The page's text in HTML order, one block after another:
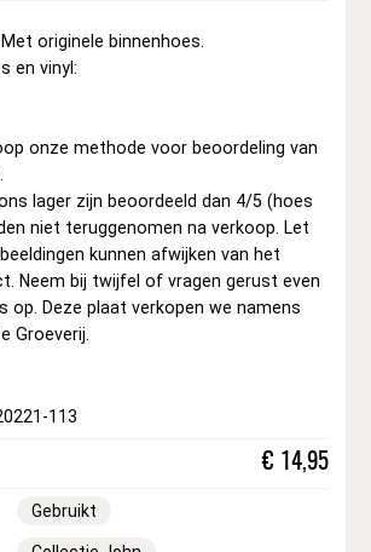
originele binnenhoes.
en vinyl:
onze methode voor beoordeling van
lager zijn beoordeeld dan 4/5 (hoes
niet teruggenomen na verkoop. Let
kunnen afwijken van het
Neem bij twijfel of vragen gerust even
Deze plaat verkopen we namens
Groeverij.
113
€ 14,95
Gebruikt